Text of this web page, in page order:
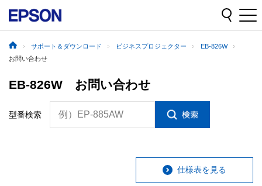
サポート＆ダウンロード ビジネスプロジェクター
EB-826W
お問い合わせ
EB-826W お問い合わせ
型番検索 例）EP-885AW
仕様表を見る